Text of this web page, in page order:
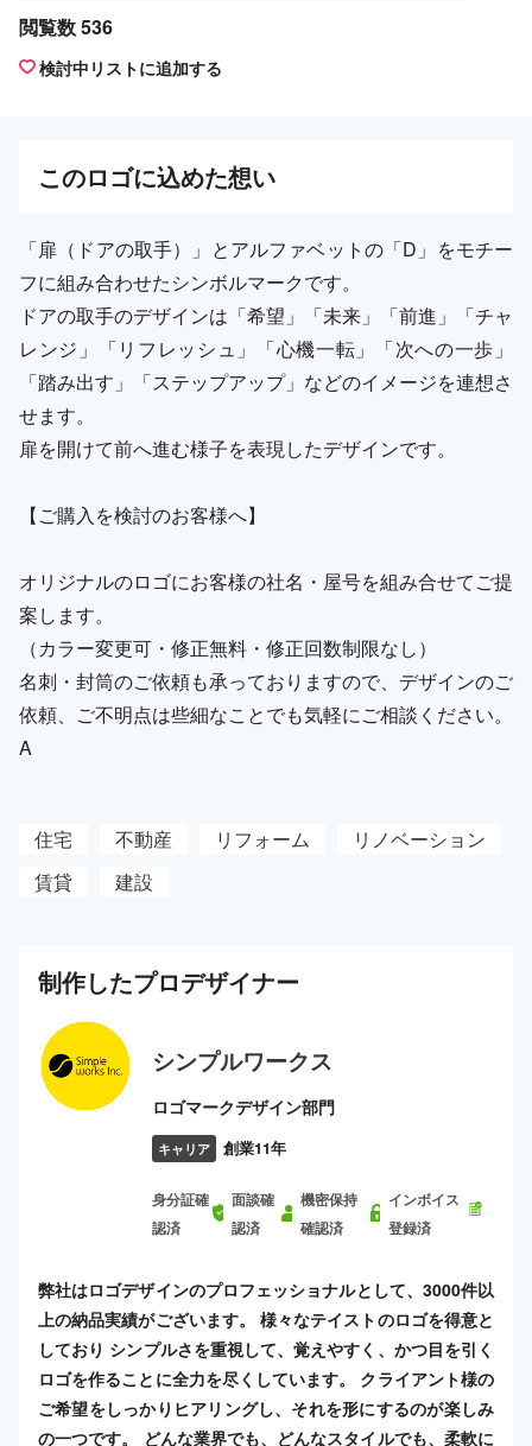
閲覧数 536
検討中リストに追加する
このロゴに込めた想い
「扉（ドアの取手）」とアルファベットの「D」をモチー
フに組み合わせたシンボルマークです。
ドアの取手のデザインは「希望」「未来」「前進」「チャ
レンジ」「リフレッシュ」「心機一転」「次への一歩」
「踏み出す」「ステップアップ」などのイメージを連想さ
せます。
扉を開けて前へ進む様子を表現したデザインです。
【ご購入を検討のお客様へ】
オリジナルのロゴにお客様の社名・屋号を組み合せてご提
案します。
（カラー変更可・修正無料・修正回数制限なし）
名刺・封筒のご依頼も承っておりますので、デザインのご
依頼、ご不明点は些細なことでも気軽にご相談ください。
A
住宅 不動産 リフォーム
リノベーション
賃貸
建設
制作したプロデザイナー
シンプルワークス
ロゴマークデザイン部門
キャリア 創業11年
身分証確
認済
面談確
認済
機密保持
確認済
インボイス
登録済
弊社はロゴデザインのプロフェッショナルとして、3000件以
上の納品実績がございます。 様々なテイストのロゴを得意と
しており シンプルさを重視して、覚えやすく、かつ目を引く
ロゴを作ることに全力を尽くしています。 クライアント様の
ご希望をしっかりヒアリングし、それを形にするのが楽しみ
の一つです。 どんな業界でも、どんなスタイルでも、柔軟に